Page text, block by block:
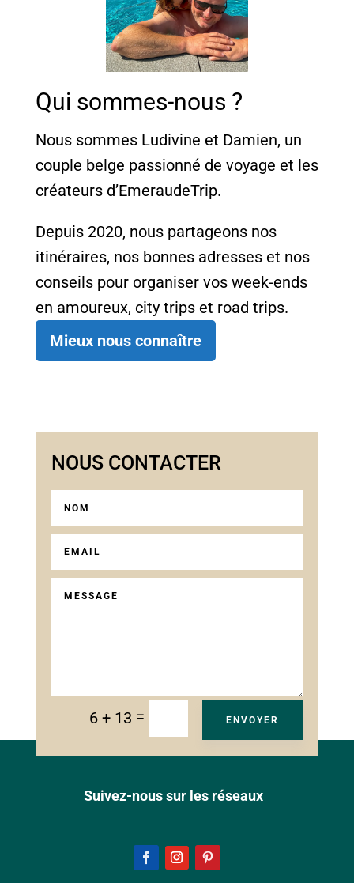
Qui sommes-nous ?
Nous sommes Ludivine et Damien, un
couple belge passionné de voyage et les
créateurs d’EmeraudeTrip.
Depuis 2020, nous partageons nos
itinéraires, nos bonnes adresses et nos
conseils pour organiser vos week-ends
en amoureux, city trips et road trips.
Mieux nous connaître
NOUS CONTACTER
6 + 13 = ENVOYER
Suivez-nous sur les réseaux